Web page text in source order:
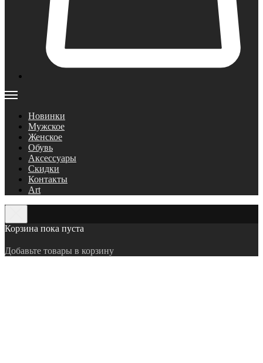
Новинки
Мужское
Женское
Обувь
Аксессуары
Скидки
Контакты
Art
Корзина пока пуста
Добавьте товары в корзину